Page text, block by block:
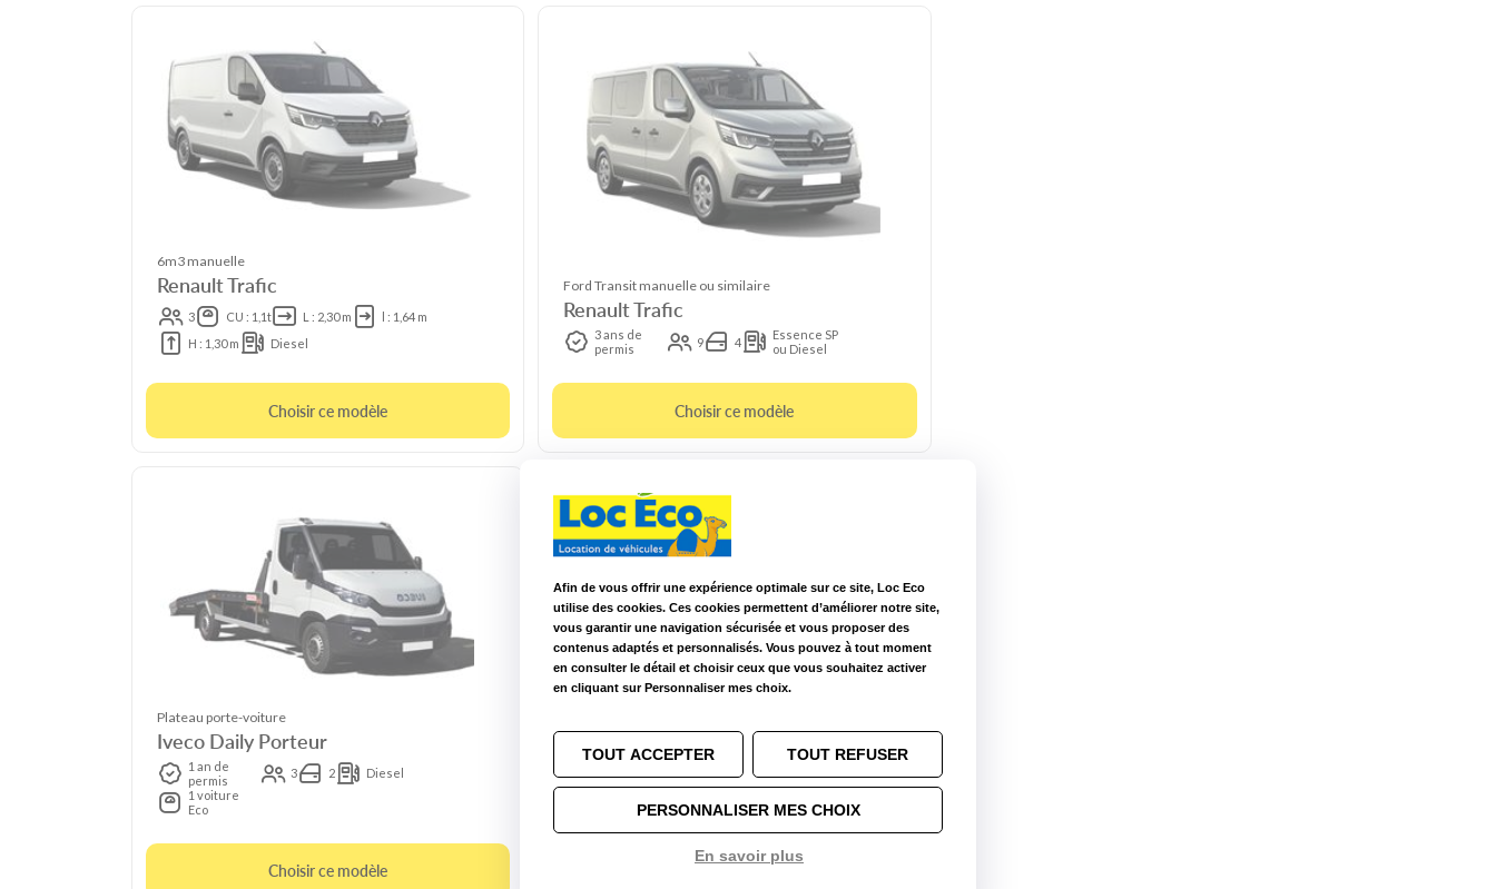
6m3 manuelle
Renault Trafic
3 CU : 1,1t L : 2,30 m
l : 1,64 m
H : 1,30 m
Diesel
Choisir ce modèle
Ford Transit manuelle ou similaire
Renault Trafic
3 ans de
permis
9 4
Essence SP
ou Diesel
Choisir ce modèle
Plateau porte-voiture
Iveco Daily Porteur
1 an de
permis
3 2
Diesel
1 voiture
Eco
Choisir ce modèle
Peugeot Boxer
3 CU : 1.4t L : 2.8 m l : 1.75 m
H : 1.8 m
Choisir ce modèle
Afin de vous offrir une expérience optimale sur ce site, Loc Eco
utilise des cookies. Ces cookies permettent d’améliorer notre site,
vous garantir une navigation sécurisée et vous proposer des
contenus adaptés et personnalisés. Vous pouvez à tout moment
en consulter le détail et choisir ceux que vous souhaitez activer
en cliquant sur Personnaliser mes choix.
TOUT ACCEPTER TOUT REFUSER
PERSONNALISER MES CHOIX
En savoir plus